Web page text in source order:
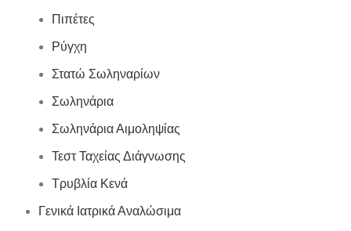
Πιπέτες
Ρύγχη
Στατώ Σωληναρίων
Σωληνάρια
Σωληνάρια Αιμοληψίας
Τεστ Ταχείας Διάγνωσης
Τρυβλία Κενά
Γενικά Ιατρικά Αναλώσιμα